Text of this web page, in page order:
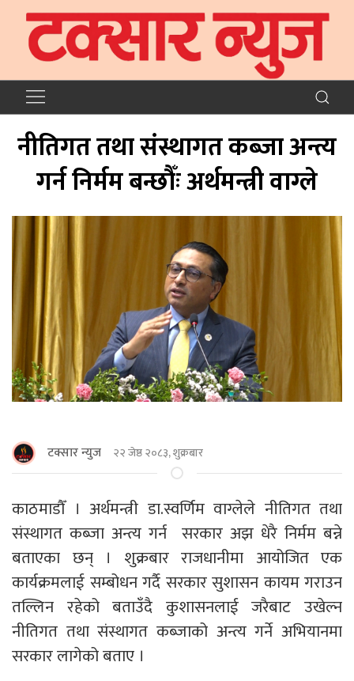
नीतिगत तथा संस्थागत कब्जा अन्त्य
गर्न निर्मम बन्छौँः अर्थमन्त्री वाग्ले
टक्सार न्युज २२ जेष्ठ २०८३, शुक्रबार
काठमाडाैँ । अर्थमन्त्री डा.स्वर्णिम वाग्लेले नीतिगत तथा
संस्थागत कब्जा अन्त्य गर्न सरकार अझ धेरै निर्मम बन्ने
बताएका छन् । शुक्रबार राजधानीमा आयोजित एक
कार्यक्रमलाई सम्बोधन गर्दै सरकार सुशासन कायम गराउन
तल्लिन रहेको बताउँदै कुशासनलाई जरैबाट उखेल्न
नीतिगत तथा संस्थागत कब्जाको अन्त्य गर्ने अभियानमा
सरकार लागेको बताए ।